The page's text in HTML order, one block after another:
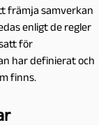
främja samverkan
enligt de regler
för
har definierat och
finns.